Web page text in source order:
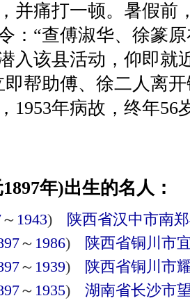
并痛打一顿。暑假前
：“查傅淑华、徐篆
入该县活动，仰即就
即帮助傅、徐二人离
1953年病故，终年56
年)出生的名人：
～ 1943) 陕西省汉中市南
～ 1986) 陕西省铜川市
～ 1939) 陕西省铜川市
～ 1935) 湖南省长沙市